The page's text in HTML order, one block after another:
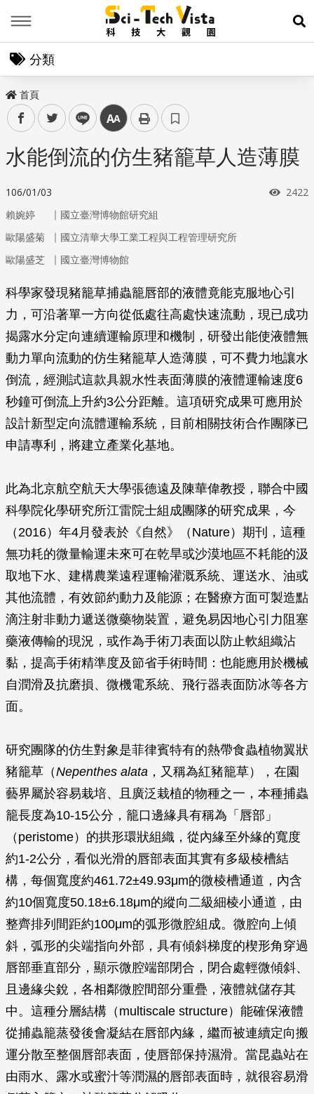
展
分類
首頁
facebooktwitter line 中
水能倒流的仿生豬籠草人造薄膜
106/01/03 瀏覽
2422
賴婉婷 ｜ 國立臺灣博物館研究組
歐陽盛菊
｜ 國立清華大學工業工程與工程管理研究所
歐陽盛芝
｜ 國立臺灣博物館
科學家發現豬籠草捕蟲籠唇部的液體竟能克服地心引
力，可沿著單一方向從低處往高處快速流動，現已成功
揭露水分定向連續運輸原理和機制，研發出能使液體無
動力單向流動的仿生豬籠草人造薄膜，可不費力地讓水
倒流，經測試這款具親水性表面薄膜的液體運輸速度6
秒鐘可倒流上升約3公分距離。這項研究成果可應用於
設計新型定向流體運輸系統，目前相關技術合作團隊已
申請專利，將建立產業化基地。
此為北京航空航天大學張德遠及陳華偉教授，聯合中國
科學院化學研究所江雷院士組成團隊的研究成果，今
（2016）年4月發表於《自然》（Nature）期刊，這種
無功耗的微量輸運未來可在乾旱或沙漠地區不耗能的汲
取地下水、建構農業遠程運輸灌溉系統、運送水、油或
其他流體，有效節約動力及能源；在醫療方面可製造點
滴注射非動力遞送微藥物裝置，避免易因地心引力阻塞
藥液傳輸的現況，或作為手術刀表面以防止軟組織沾
黏，提高手術精準度及節省手術時間：也能應用於機械
自潤滑及抗磨損、微機電系統、飛行器表面防冰等各方
面。
研究團隊的仿生對象是菲律賓特有的熱帶食蟲植物翼狀
豬籠草（Nepenthes alata ，又稱為紅豬籠草），在園
藝界屬於容易栽培、且廣泛栽植的物種之一，本種捕蟲
籠長度為10-15公分，籠口邊緣具有稱為「唇部」
（peristome）的拱形環狀組織，從內緣至外緣的寬度
約1-2公分，看似光滑的唇部表面其實有多級棱槽結
構，每個寬度約461.72±49.93μm的微棱槽通道，內含
約10個寬度50.18±6.18μm的縱向二級細棱小通道，由
整齊排列間距約100μm的弧形微腔組成。微腔向上傾
斜，弧形的尖端指向外部，具有傾斜梯度的楔形角穿過
唇部垂直部分，顯示微腔端部閉合，閉合處輕微傾斜、
且邊緣尖銳，各相鄰微腔間部分重疊，液體就儲存其
中。這種分層結構（multiscale structure）能確保液體
從捕蟲籠蒸發後會凝結在唇部內緣，繼而被連續定向搬
運分散至整個唇部表面，使唇部保持濕滑。當昆蟲站在
由雨水、露水或蜜汁等潤濕的唇部表面時，就很容易滑